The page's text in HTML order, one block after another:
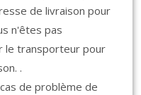
de livraison pour
n'êtes pas
le transporteur pour
.
de problème de